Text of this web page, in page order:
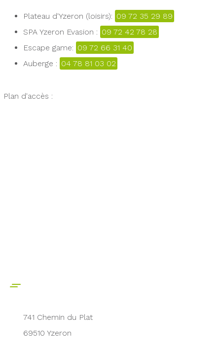
Plateau d'Yzeron (loisirs): 09 72 35 29 89
SPA Yzeron Evasion : 09 72 42 78 28
Escape game: 09 72 66 31 40
Auberge : 04 78 81 03 02
Plan d'accès :
741 Chemin du Plat
69510 Yzeron